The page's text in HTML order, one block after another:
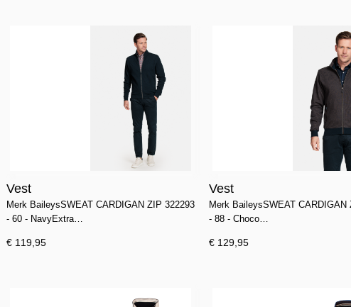
Vest
Merk BaileysSWEAT CARDIGAN ZIP 322293
- 60 - NavyExtra…
€ 119,95
Vest
Merk BaileysSWEAT CARDIGAN
- 88 - Choco…
€ 129,95